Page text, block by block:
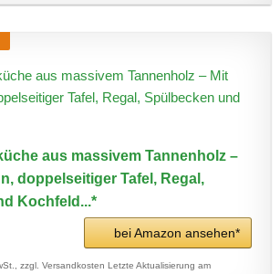
aus massivem Tannenholz –
doppelseitiger Tafel, Regal,
Kochfeld...*
bei Amazon ansehen*
zzgl. Versandkosten Letzte Aktualisierung am